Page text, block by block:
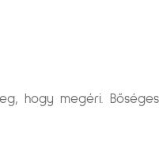
hogy megéri.